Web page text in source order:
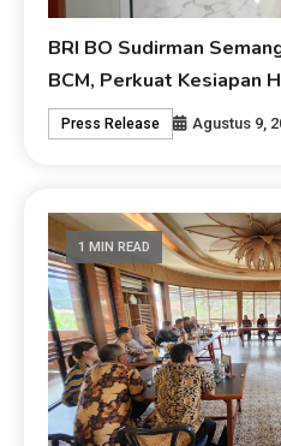
BRI BO Sudirman
BCM, Perkuat Kesiapan
Press Release Agustus 9,
1 MIN READ